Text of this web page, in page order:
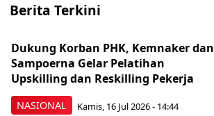
Berita Terkini
NASIONAL
Dukung Korban PHK, Kemnaker dan
Sampoerna Gelar Pelatihan
Upskilling dan Reskilling Pekerja
Kamis, 16 Jul 2026 - 14:44